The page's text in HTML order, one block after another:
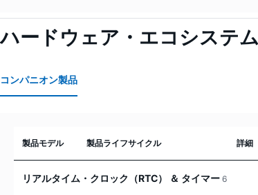
ハードウェア・エコシステム
コンパニオン製品
製品モデル 製品ライフサイクル 詳細
リアルタイム・クロック（RTC） ＆ タイマー 6